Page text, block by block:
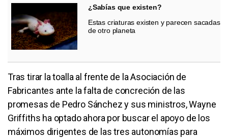
¿Sabías que existen?
Estas criaturas existen y parecen sacadas
de otro planeta
Tras tirar la toalla al frente de la Asociación de
Fabricantes ante la falta de concreción de las
promesas de Pedro Sánchez y sus ministros, Wayne
Griffiths ha optado ahora por buscar el apoyo de los
máximos dirigentes de las tres autonomías para